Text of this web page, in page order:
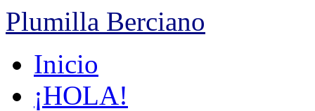
Plumilla Berciano
contenidoInicio
¡HOLA!